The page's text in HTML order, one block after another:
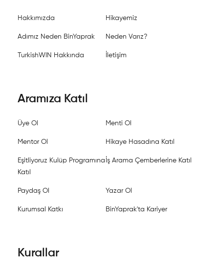
Hakkımızda Hikayemiz
Adımız Neden BinYaprak Neden Varız?
TurkishWIN Hakkında İletişim
Aramıza Katıl
Üye Ol Menti Ol
Mentor Ol Hikaye Hasadına Katıl
Eşitliyoruz Kulüp Programına
Katıl
İş Arama Çemberlerine Katıl
Paydaş Ol Yazar Ol
Kurumsal Katkı BinYaprak'ta Kariyer
Kurallar